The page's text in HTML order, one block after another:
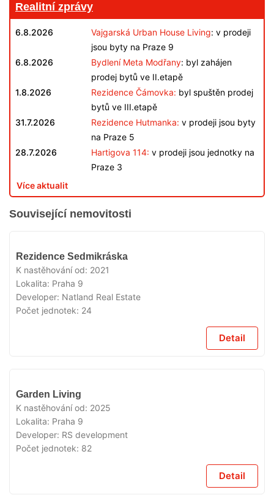
Realitní zprávy
6.8.2026 Vajgarská Urban House Living: v prodeji
jsou byty na Praze 9
6.8.2026
Bydlení Meta Modřany: byl zahájen
prodej bytů ve II.etapě
1.8.2026
Rezidence Čámovka: byl spuštěn prodej
bytů ve III.etapě
31.7.2026
Rezidence Hutmanka: v prodeji jsou byty
na Praze 5
28.7.2026
Hartigova 114: v prodeji jsou jednotky na
Praze 3
Více aktualit
Související nemovitosti
Rezidence Sedmikráska
K nastěhování od: 2021
Lokalita: Praha 9
Developer: Natland Real Estate
Počet jednotek: 24
Detail
Garden Living
K nastěhování od: 2025
Lokalita: Praha 9
Developer: RS development
Počet jednotek: 82
Detail